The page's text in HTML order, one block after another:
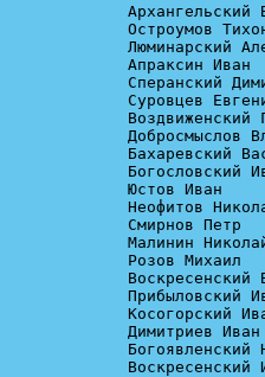
Архангельский
Остроумов
Люминарский
Апраксин Иван
Сперанский
Суровцев
Воздвиженский
Добросмыслов
Бахаревский
Богословский
Юстов Иван
Неофитов
Смирнов Петр
Малинин
Розов Михаил
Воскресенский
Прибыловский
Косогорский
Димитриев Иван
Богоявленский
Воскресенский